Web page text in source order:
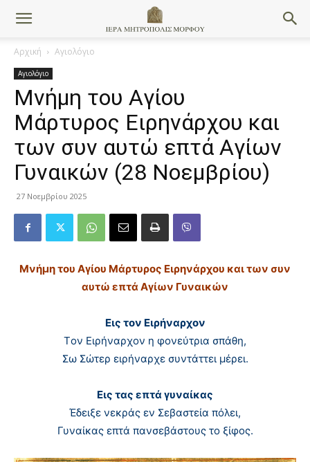
Αρχική Αγιολόγιο
Αγιολόγιο
Μνήμη του Aγίου
Mάρτυρος Eιρηνάρχου και
των συν αυτώ επτά Aγίων
Γυναικών (28 Νοεμβρίου)
27 Νοεμβρίου 2025
Μνήμη του Aγίου Mάρτυρος Eιρηνάρχου και των συν
αυτώ επτά Aγίων Γυναικών
Εις τον Ειρήναρχον
Tον Eιρήναρχον η φονεύτρια σπάθη,
Σω Σώτερ ειρήναρχε συντάττει μέρει.
Εις τας επτά γυναίκας
Έδειξε νεκράς εν Σεβαστεία πόλει,
Γυναίκας επτά πανσεβάστους το ξίφος.